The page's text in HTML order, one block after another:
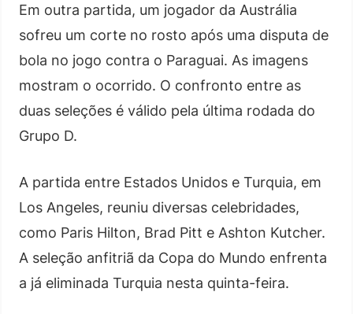
Em outra partida, um jogador da Austrália
sofreu um corte no rosto após uma disputa de
bola no jogo contra o Paraguai. As imagens
mostram o ocorrido. O confronto entre as
duas seleções é válido pela última rodada do
Grupo D.
A partida entre Estados Unidos e Turquia, em
Los Angeles, reuniu diversas celebridades,
como Paris Hilton, Brad Pitt e Ashton Kutcher.
A seleção anfitriã da Copa do Mundo enfrenta
a já eliminada Turquia nesta quinta-feira.